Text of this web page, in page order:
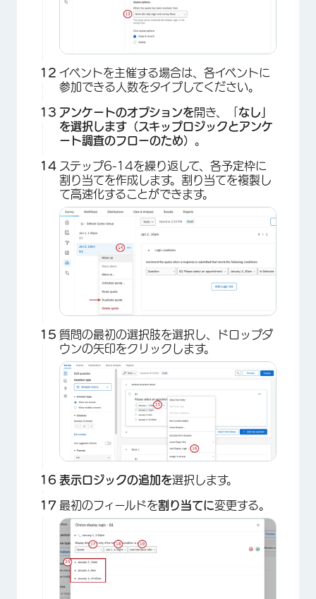
×
イベントを主催する場合は、各イベントに
参加できる人数をタイプしてください。
アンケートのオプションを開き、「 なし」
を選択します（スキップロジックとアンケ
ート調査のフローのため） 。
ステップ6-14を繰り返して、各予定枠に
割り当てを作成します。割り当てを複製し
て高速化することができます。
質問の最初の選択肢を選択し、ドロップダ
ウンの矢印をクリックします。
表示ロジックの追加を選択します。
最初のフィールドを割り当てに変更する。